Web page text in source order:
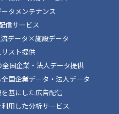
タメンテナンス
信サービス
データ×施設データ
スト提供
国企業・法人データ提供
国企業データ・法人データ
基にした広告配信
用した分析サービス